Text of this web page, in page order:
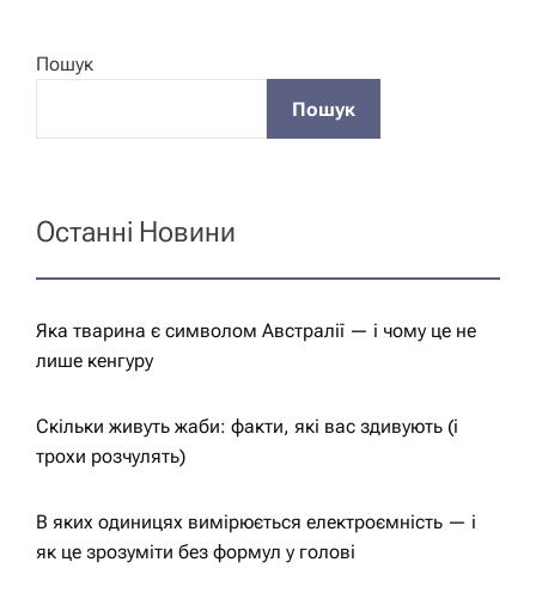
ц
і
я
з
а
п
и
с
Пошук
Пошук
Останні Новини
Яка тварина є символом Австралії — і чому це не
лише кенгуру
Скільки живуть жаби: факти, які вас здивують (і
трохи розчулять)
В яких одиницях вимірюється електроємність — і
як це зрозуміти без формул у голові